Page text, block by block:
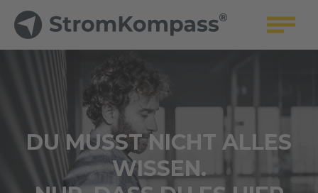
DU MUSST NICHT ALLES
WISSEN.